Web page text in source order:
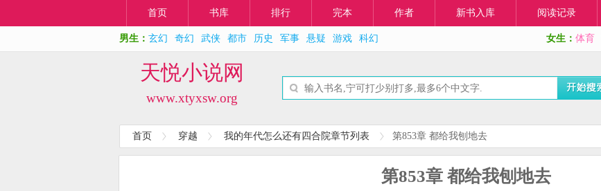
首页 书库 排行 完本 作者 新书入库 阅读记录
男生： 玄幻 奇幻 武侠 都市 历史 军事 悬疑 游戏 科幻 女生： 体育
天悦小说网
www.xtyxsw.org
首页 穿越 我的年代怎么还有四合院章节列表 第853章 都给我刨地去
第853章 都给我刨地去